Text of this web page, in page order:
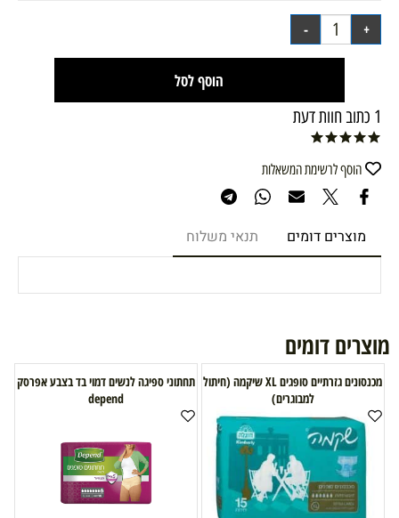
הוסף לסל
1 כתוב חוות דעת
הוסף לרשימת המשאלות
מוצרים דומים תנאי משלוח
מוצרים דומים
מכנסונים גזרתיים סופגים XL שיקמה (חיתול
למבוגרים)
תחתוני ספיגה לנשים דמוי בד בצבע אפרסק
depend